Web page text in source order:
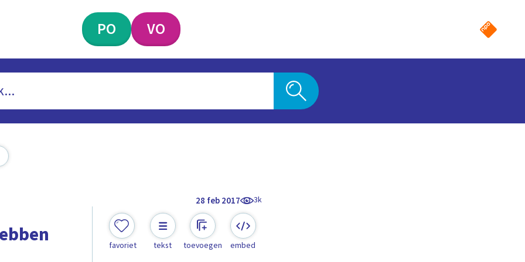
PO VO
28 feb 2017 3k
favoriet tekst toevoegen embed